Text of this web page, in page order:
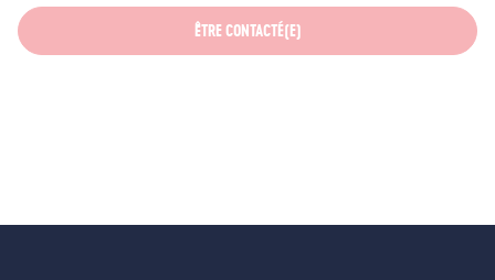
ÊTRE CONTACTÉ(E)